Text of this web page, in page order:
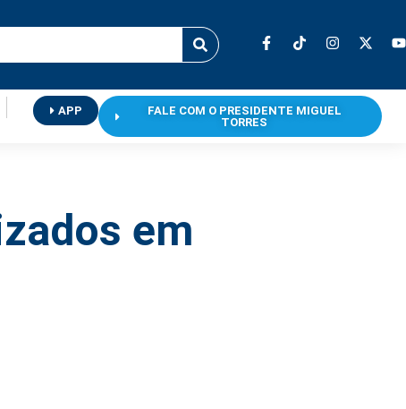
APP
FALE COM O PRESIDENTE MIGUEL
TORRES
em